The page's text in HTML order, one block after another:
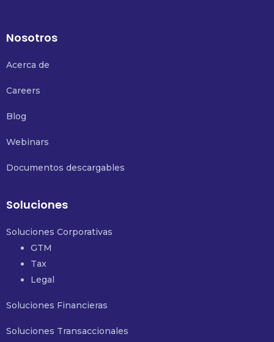
Nosotros
Acerca de
Careers
Blog
Webinars
Documentos descargables
Soluciones
Soluciones Corporativas
GTM
Tax
Legal
Soluciones Financieras
Soluciones Transaccionales